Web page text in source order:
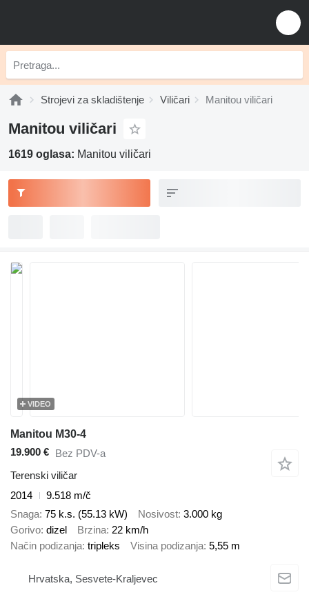
Strojevi za skladištenje Viličari Manitou viličari
Manitou viličari
1619 oglasa: Manitou viličari
VIDEO
Manitou M30-4
19.900 € Bez PDV-a
Terenski viličar
2014
9.518 m/č
Snaga 75 k.s. (55.13 kW) Nosivost 3.000 kg
Gorivo dizel Brzina 22 km/h
Način podizanja tripleks Visina podizanja 5,55 m
Hrvatska, Sesvete-Kraljevec